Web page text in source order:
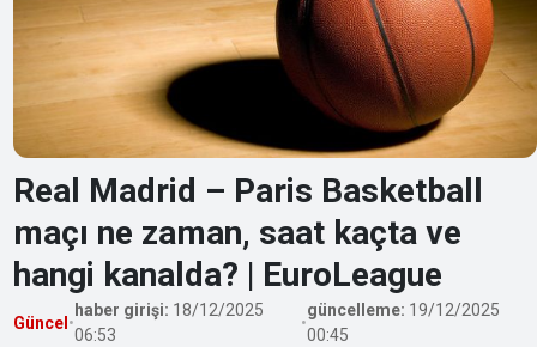
Real Madrid – Paris Basketball
maçı ne zaman, saat kaçta ve
hangi kanalda? | EuroLeague
Güncel•
haber girişi: 18/12/2025
06:53
•
güncelleme: 19/12/2025
00:45